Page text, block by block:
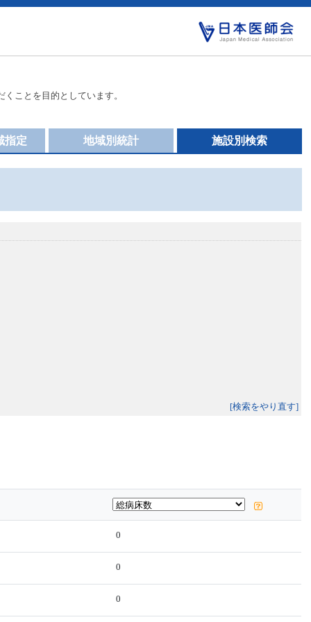
ことを目的としています。
施設別検索
地域別統計
指定
[検索をやり直す]
0
0
0